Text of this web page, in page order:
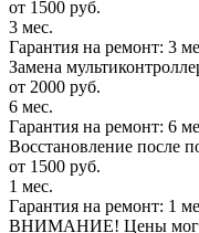
от 1500 руб.
3 мес.
Гарантия на ремонт: 3
Замена
от 2000 руб.
6 мес.
Гарантия на ремонт: 6
Восстановление после
от 1500 руб.
1 мес.
Гарантия на ремонт: 1
ВНИМАНИЕ! Цены могут